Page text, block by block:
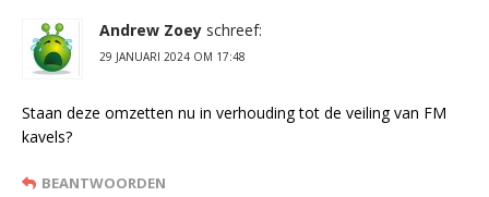
Andrew Zoey schreef:
29 JANUARI 2024 OM 17:48
Staan deze omzetten nu in verhouding tot de veiling van FM
kavels?
BEANTWOORDEN